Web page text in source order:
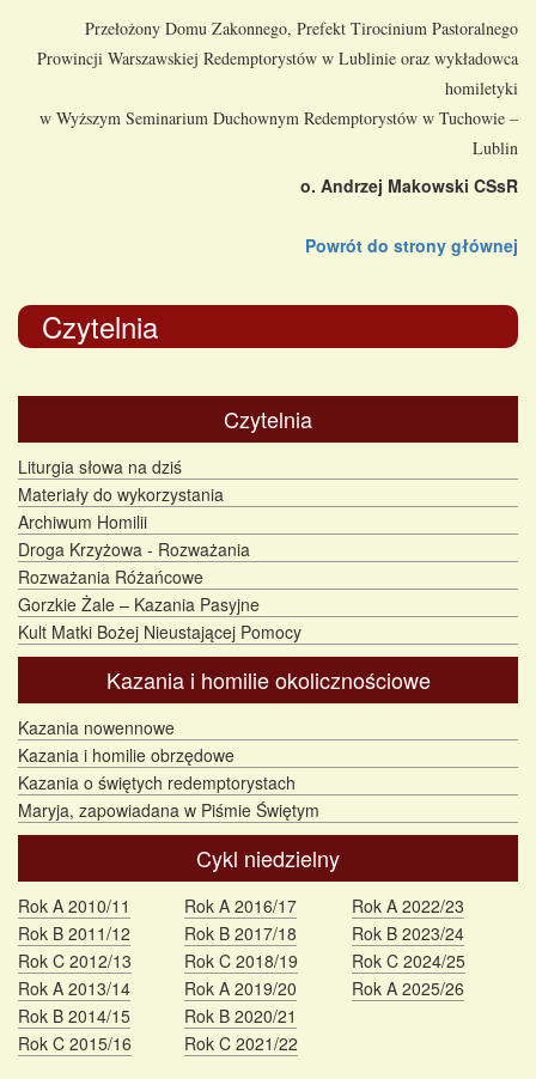
Przełożony Domu Zakonnego, Prefekt Tirocinium Pastoralnego
Prowincji Warszawskiej Redemptorystów w Lublinie oraz wykładowca
homiletyki
w Wyższym Seminarium Duchownym Redemptorystów w Tuchowie –
Lublin
o. Andrzej Makowski CSsR
Powrót do strony głównej
Czytelnia
Czytelnia
Liturgia słowa na dziś
Materiały do wykorzystania
Archiwum Homilii
Droga Krzyżowa - Rozważania
Rozważania Różańcowe
Gorzkie Żale – Kazania Pasyjne
Kult Matki Bożej Nieustającej Pomocy
Kazania i homilie okolicznościowe
Kazania nowennowe
Kazania i homilie obrzędowe
Kazania o świętych redemptorystach
Maryja, zapowiadana w Piśmie Świętym
Cykl niedzielny
Rok A 2010/11
Rok B 2011/12
Rok C 2012/13
Rok A 2013/14
Rok B 2014/15
Rok C 2015/16
Rok A 2016/17
Rok B 2017/18
Rok C 2018/19
Rok A 2019/20
Rok B 2020/21
Rok C 2021/22
Rok A 2022/23
Rok B 2023/24
Rok C 2024/25
Rok A 2025/26